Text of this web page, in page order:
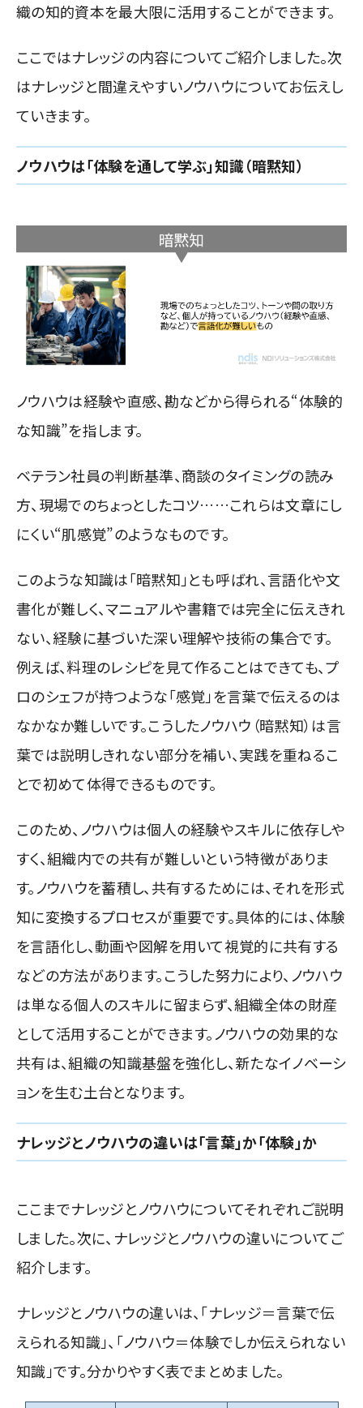
織の知的資本を最大限に活用することができます。
ここではナレッジの内容についてご紹介しました。次
はナレッジと間違えやすいノウハウについてお伝えし
ていきます。
ノウハウは「体験を通して学ぶ」知識（暗黙知）
ノウハウは経験や直感、勘などから得られる“体験的
な知識”を指します。
ベテラン社員の判断基準、商談のタイミングの読み
方、現場でのちょっとしたコツ……これらは文章にし
にくい“肌感覚”のようなものです。
このような知識は「暗黙知」とも呼ばれ、言語化や文
書化が難しく、マニュアルや書籍では完全に伝えきれ
ない、経験に基づいた深い理解や技術の集合です。
例えば、料理のレシピを見て作ることはできても、プ
ロのシェフが持つような「感覚」を言葉で伝えるのは
なかなか難しいです。こうしたノウハウ（暗黙知）は言
葉では説明しきれない部分を補い、実践を重ねるこ
とで初めて体得できるものです。
このため、ノウハウは個人の経験やスキルに依存しや
すく、組織内での共有が難しいという特徴がありま
す。ノウハウを蓄積し、共有するためには、それを形式
知に変換するプロセスが重要です。具体的には、体験
を言語化し、動画や図解を用いて視覚的に共有する
などの方法があります。こうした努力により、ノウハウ
は単なる個人のスキルに留まらず、組織全体の財産
として活用することができます。ノウハウの効果的な
共有は、組織の知識基盤を強化し、新たなイノベーシ
ョンを生む土台となります。
ナレッジとノウハウの違いは「言葉」か「体験」か
ここまでナレッジとノウハウについてそれぞれご説明
しました。次に、ナレッジとノウハウの違いについてご
紹介します。
ナレッジとノウハウの違いは、「ナレッジ＝言葉で伝
えられる知識」、「ノウハウ＝体験でしか伝えられない
知識」です。分かりやすく表でまとめました。